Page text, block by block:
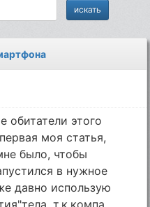
этого
моя статья,
было, чтобы
в нужное
давно использую
т.к.компа